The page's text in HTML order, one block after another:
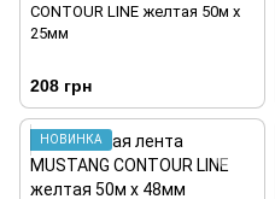
CONTOUR LINE желтая 50м х
25мм
208 грн
НОВИНКА